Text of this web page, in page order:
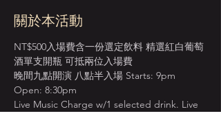
關於本活動
NT$500入場費含一份選定飲料 精選紅白葡萄
酒單支開瓶 可抵兩位入場費
晚間九點開演 八點半入場 Starts: 9pm
Open: 8:30pm
Live Music Charge w/1 selected drink. Live